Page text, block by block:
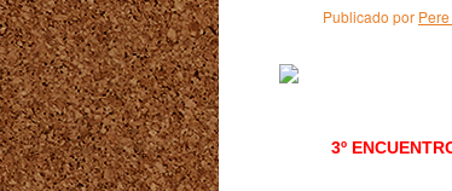
Publicado por
3º